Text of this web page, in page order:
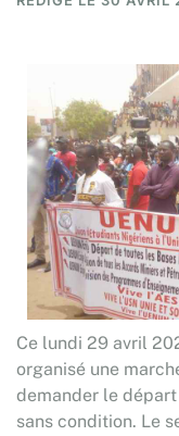
Ce lundi 29 avril
organisé une
demander le
sans condition. Le